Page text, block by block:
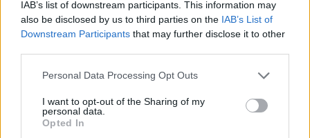
IAB’s list of downstream participants. This information may
also be disclosed by us to third parties on the IAB’s List of
Downstream Participants that may further disclose it to other
Please note that this website/app uses one or more Google
not limited to your visit or usage behaviour. You may click to
grant or deny consent to Google and its third-party tags to
use your data for below specified purposes in below Google
Personal Data Processing Opt Outs
I want to opt-out of the Sharing of my
personal data.
Opted In
Bandi aperti per professionisti sanitari: ecco le
posizioni disponibili